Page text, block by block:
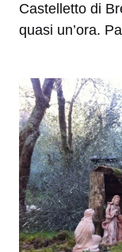
Castelletto di
quasi un’ora.